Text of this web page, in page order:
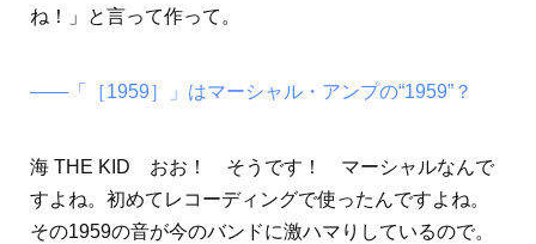
ね！」と言って作って。
――「［1959］」はマーシャル・アンプの“1959”？
海 THE KID おお！ そうです！ マーシャルなんで
すよね。初めてレコーディングで使ったんですよね。
その1959の音が今のバンドに激ハマりしているので。